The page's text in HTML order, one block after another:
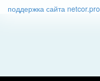
поддержка сайта netcor.pro